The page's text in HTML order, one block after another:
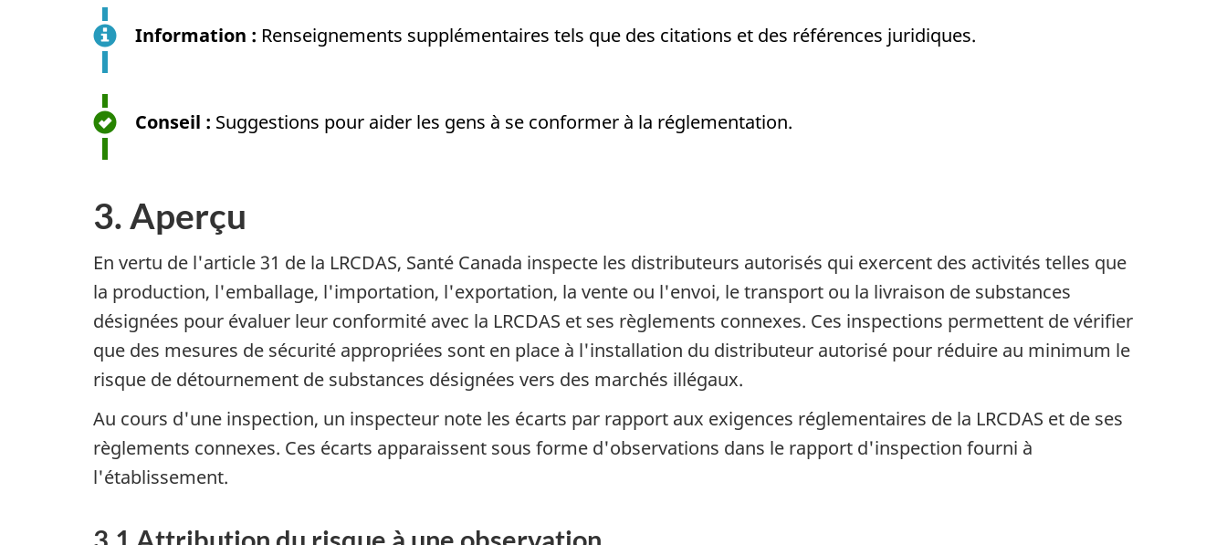
Information : Renseignements supplémentaires tels que des citations et des références juridiques.
Conseil : Suggestions pour aider les gens à se conformer à la réglementation.
3. Aperçu
En vertu de l'article 31 de la LRCDAS, Santé Canada inspecte les distributeurs autorisés qui exercent des activités telles que
la production, l'emballage, l'importation, l'exportation, la vente ou l'envoi, le transport ou la livraison de substances
désignées pour évaluer leur conformité avec la LRCDAS et ses règlements connexes. Ces inspections permettent de vérifier
que des mesures de sécurité appropriées sont en place à l'installation du distributeur autorisé pour réduire au minimum le
risque de détournement de substances désignées vers des marchés illégaux.
Au cours d'une inspection, un inspecteur note les écarts par rapport aux exigences réglementaires de la LRCDAS et de ses
règlements connexes. Ces écarts apparaissent sous forme d'observations dans le rapport d'inspection fourni à
l'établissement.